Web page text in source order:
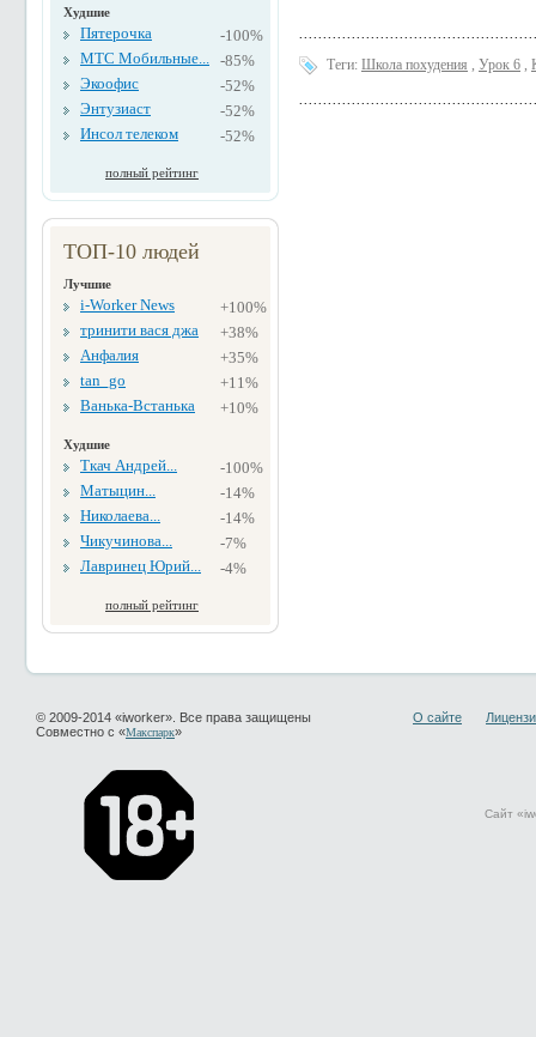
Худшие
Пятерочка
-100%
МТС Мобильные... -85%
Экоофис
-52%
Энтузиаст
-52%
Инсол телеком
-52%
полный рейтинг
ТОП-10 людей
Лучшие
i-Worker News
+100%
тринити вася джа
+38%
Анфалия
+35%
tan_go
+11%
Ванька-Встанька
+10%
Худшие
Ткач Андрей...
-100%
Матыцин...
-14%
Николаева...
-14%
Чикучинова...
-7%
Лавринец Юрий...
-4%
полный рейтинг
Теги: Школа похудения , Урок 6 ,
© 2009-2014 «iworker». Все права защищены
Совместно с «Макспарк»
О сайте
Сайт